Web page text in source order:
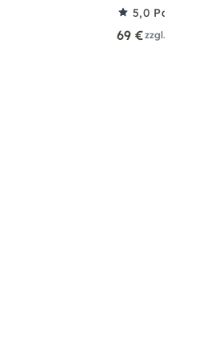
5,0
69 €zzgl.